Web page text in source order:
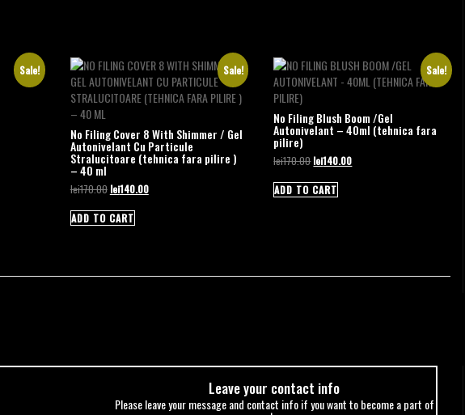
Sale! Sale!
No Filing Cover 8 With Shimmer / Gel
Autonivelant Cu Particule
Stralucitoare (tehnica fara pilire )
– 40 ml
lei170.00 Original
was:
lei170.00.
lei140.00Current
ADD TO CART
Sale!
No Filing Blush Boom /Gel
Autonivelant – 40ml (tehnica fara
pilire)
lei170.00 Original
was:
lei170.00.
lei140.00Current
ADD TO CART
Leave your сontact info
Please leave your message and contact info if you want to become a part of